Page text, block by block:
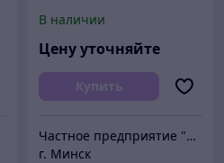
В наличии
Цену уточняйте
Купить
Частное предприятие "Сибалок"
г. Минск